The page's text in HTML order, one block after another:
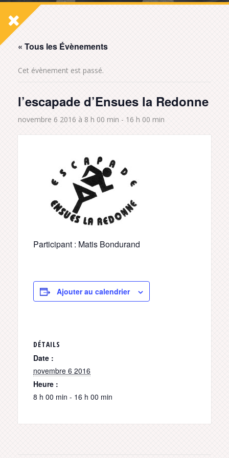
« Tous les Évènements
Cet évènement est passé.
l’escapade d’Ensues la Redonne
novembre 6 2016 à 8 h 00 min - 16 h 00 min
Participant : Matis Bondurand
Ajouter au calendrier
DÉTAILS
Date :
novembre 6 2016
Heure :
8 h 00 min - 16 h 00 min